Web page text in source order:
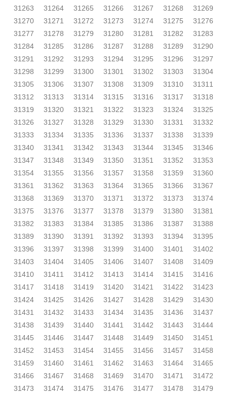
31263
31264 31265 31266 31267 31268
31269
31270
31271 31272 31273 31274 31275
31276
31277
31278 31279 31280 31281 31282
31283
31284
31285 31286 31287 31288 31289
31290
31291
31292 31293 31294 31295 31296
31297
31298
31299 31300 31301 31302 31303
31304
31305
31306 31307 31308 31309 31310
31311
31312
31313 31314 31315 31316 31317
31318
31319
31320 31321 31322 31323 31324
31325
31326
31327 31328 31329 31330 31331
31332
31333
31334 31335 31336 31337 31338
31339
31340
31341 31342 31343 31344 31345
31346
31347
31348 31349 31350 31351 31352
31353
31354
31355 31356 31357 31358 31359
31360
31361
31362 31363 31364 31365 31366
31367
31368
31369 31370 31371 31372 31373
31374
31375
31376 31377 31378 31379 31380
31381
31382
31383 31384 31385 31386 31387
31388
31389
31390 31391 31392 31393 31394
31395
31396
31397 31398 31399 31400 31401
31402
31403
31404 31405 31406 31407 31408
31409
31410
31411 31412 31413 31414 31415
31416
31417
31418 31419 31420 31421 31422
31423
31424
31425 31426 31427 31428 31429
31430
31431
31432 31433 31434 31435 31436
31437
31438
31439 31440 31441 31442 31443
31444
31445
31446 31447 31448 31449 31450
31451
31452
31453 31454 31455 31456 31457
31458
31459
31460 31461 31462 31463 31464
31465
31466
31467 31468 31469 31470 31471
31472
31473
31474 31475 31476 31477 31478
31479